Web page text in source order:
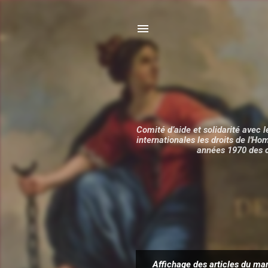
Comité d’aide et solidarité avec
internationales les droits de
années 1970 des
Affichage des articles du